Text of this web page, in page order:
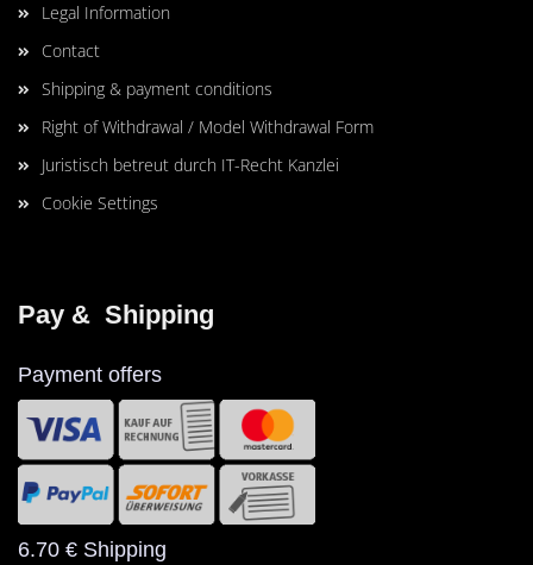
Legal Information
Contact
Shipping & payment conditions
Right of Withdrawal / Model Withdrawal Form
Juristisch betreut durch IT-Recht Kanzlei
Cookie Settings
Pay &  Shipping
Payment offers
6.70 € Shipping